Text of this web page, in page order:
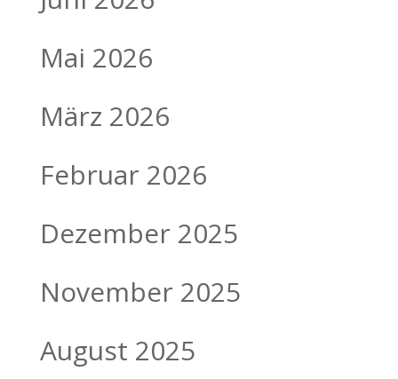
Mai 2026
März 2026
Februar 2026
Dezember 2025
November 2025
August 2025